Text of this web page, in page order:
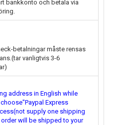
bankkonto och betala via
betalningar måste rensas
vanligtvis 3-6
address in English while
Express
supply one shipping
will be shipped to your